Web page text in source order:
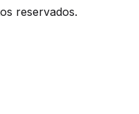
reservados.